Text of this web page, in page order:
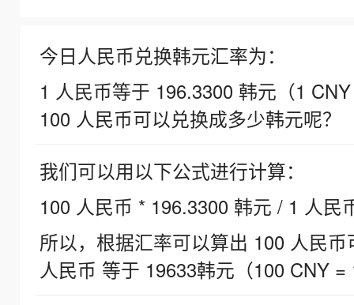
今日人民币兑换韩元汇率为：
1 人民币等于 196.3300 韩元（1
100 人民币可以兑换成多少韩元呢？
我们可以用以下公式进行计算：
100 人民币 * 196.3300 韩元 / 1 人民
所以，根据汇率可以算出 100 人民
人民币 等于 19633韩元（100 CNY =